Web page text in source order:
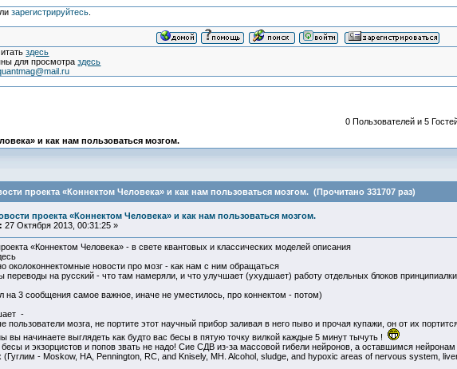
зарегистрируйтесь.
здесь
для просмотраздесь
и как нам пользоваться мозгом.
0 Пользователей и 5
проекта «Коннектом Человека» и как нам пользоваться мозгом. (Прочитано 331707 раз)
проекта «Коннектом Человека» и как нам пользоваться мозгом.
: 27 Октября 2013, 00:31:25 »
«Коннектом Человека» - в свете квантовых и классических моделей описания
околоконнектомные новости про мозг - как нам с ним обращаться
переводы на русский - что там намеряли, и что улучшает (ухудшает) работу отдельных блоков принципиалки
на 3 сообщения самое важное, иначе не уместилось, про коннектом - потом)
-
пользователи мозга, не портите этот научный прибор заливая в него пыво и прочая купажи, он от их
вы начинаете выглядеть как будто вас бесы в пятую точку вилкой каждые 5 минут тычуть !
бесы и экзорцистов и попов звать не надо! Сие СДВ из-за массовой гибели нейронов, а оставшимся
- Moskow, HA, Pennington, RC, and Knisely, MH. Alcohol, sludge, and hypoxic areas of nervous system,